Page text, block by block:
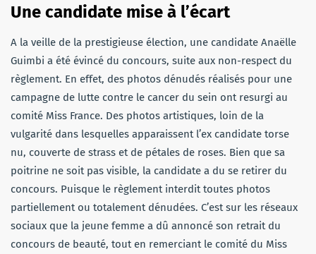
Une candidate mise à l’écart
A la veille de la prestigieuse élection, une candidate Anaëlle
Guimbi a été évincé du concours, suite aux non-respect du
règlement. En effet, des photos dénudés réalisés pour une
campagne de lutte contre le cancer du sein ont resurgi au
comité Miss France. Des photos artistiques, loin de la
vulgarité dans lesquelles apparaissent l’ex candidate torse
nu, couverte de strass et de pétales de roses. Bien que sa
poitrine ne soit pas visible, la candidate a du se retirer du
concours. Puisque le règlement interdit toutes photos
partiellement ou totalement dénudées. C’est sur les réseaux
sociaux que la jeune femme a dû annoncé son retrait du
concours de beauté, tout en remerciant le comité du Miss